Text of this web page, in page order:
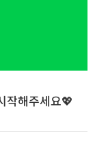
작해주세요💖